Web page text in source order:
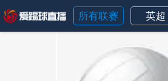
所有联赛 英超